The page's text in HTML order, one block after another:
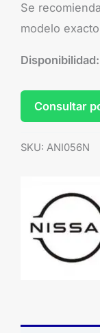
Se
modelo
Disponibilidad:
Consultar
SKU: ANI056N